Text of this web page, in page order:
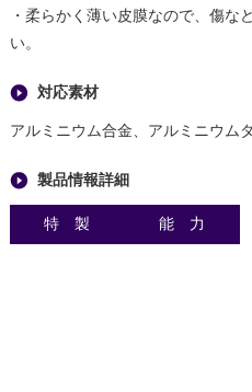
・柔らかく薄い皮膜なので、傷な
い。
対応素材
アルミニウム合金、アルミニウム
製品情報詳細
特 製 能 力